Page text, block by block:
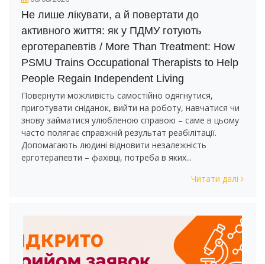
Не лише лікувати, а й повертати до
активного життя: як у ПДМУ готують
ерготерапевтів / More Than Treatment: How
PSMU Trains Occupational Therapists to Help
People Regain Independent Living
Повернути можливість самостійно одягнутися,
приготувати сніданок, вийти на роботу, навчатися чи
знову займатися улюбленою справою – саме в цьому
часто полягає справжній результат реабілітації.
Допомагають людині відновити незалежність
ерготерапевти – фахівці, потреба в яких...
Читати далі